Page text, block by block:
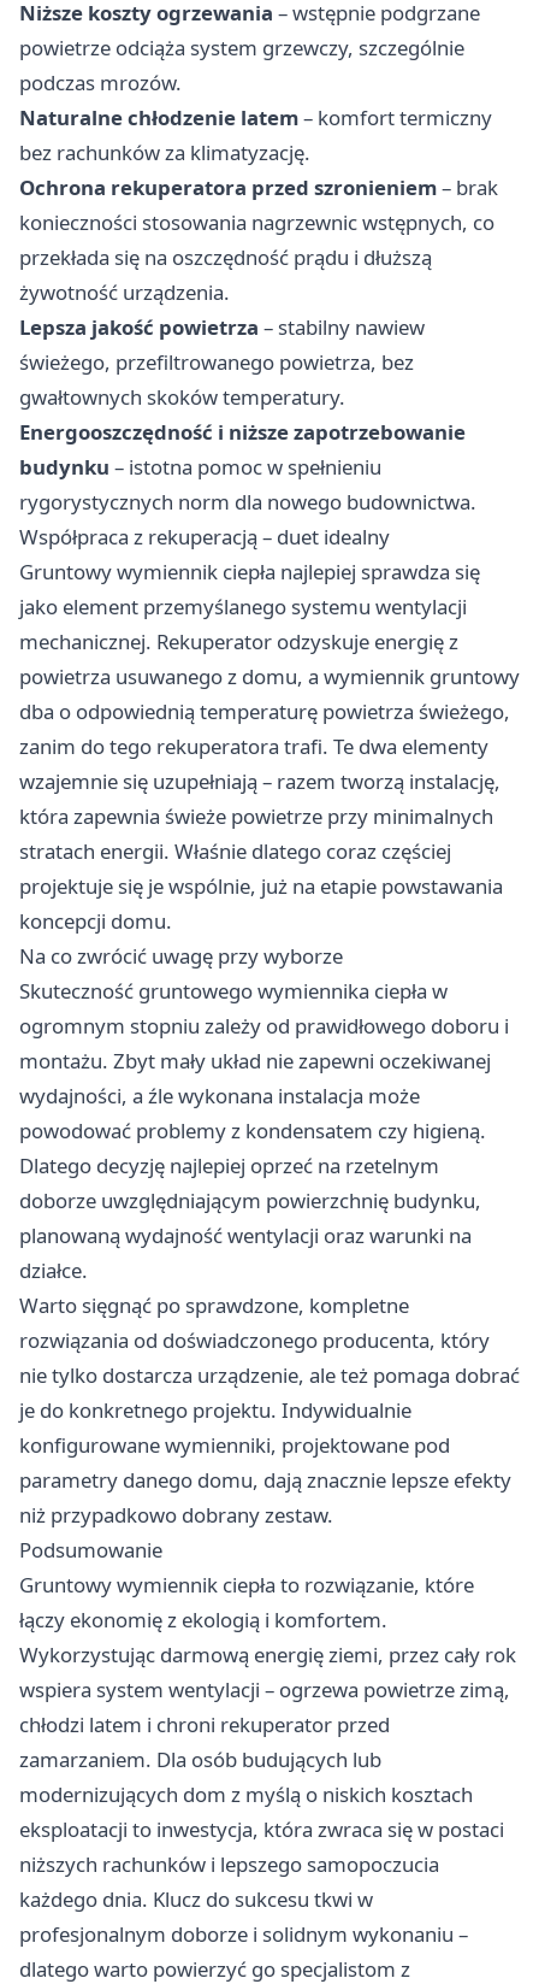
Niższe koszty ogrzewania – wstępnie podgrzane
powietrze odciąża system grzewczy, szczególnie
podczas mrozów.
Naturalne chłodzenie latem– komfort termiczny
bez rachunków za klimatyzację.
Ochrona rekuperatora przed szronieniem– brak
konieczności stosowania nagrzewnic wstępnych, co
przekłada się na oszczędność prądu i dłuższą
żywotność urządzenia.
Lepsza jakość powietrza – stabilny nawiew
świeżego, przefiltrowanego powietrza, bez
gwałtownych skoków temperatury.
Energooszczędność i niższe zapotrzebowanie
budynku – istotna pomoc w spełnieniu
rygorystycznych norm dla nowego budownictwa.
Współpraca z rekuperacją – duet idealny
Gruntowy wymiennik ciepła najlepiej sprawdza się
jako element przemyślanego systemu wentylacji
mechanicznej. Rekuperator odzyskuje energię z
powietrza usuwanego z domu, a wymiennik gruntowy
dba o odpowiednią temperaturę powietrza świeżego,
zanim do tego rekuperatora trafi. Te dwa elementy
wzajemnie się uzupełniają – razem tworzą instalację,
która zapewnia świeże powietrze przy minimalnych
stratach energii. Właśnie dlatego coraz częściej
projektuje się je wspólnie, już na etapie powstawania
koncepcji domu.
Na co zwrócić uwagę przy wyborze
Skuteczność gruntowego wymiennika ciepła w
ogromnym stopniu zależy od prawidłowego doboru i
montażu. Zbyt mały układ nie zapewni oczekiwanej
wydajności, a źle wykonana instalacja może
powodować problemy z kondensatem czy higieną.
Dlatego decyzję najlepiej oprzeć na rzetelnym
doborze uwzględniającym powierzchnię budynku,
planowaną wydajność wentylacji oraz warunki na
działce.
Warto sięgnąć po sprawdzone, kompletne
rozwiązania od doświadczonego producenta, który
nie tylko dostarcza urządzenie, ale też pomaga dobrać
je do konkretnego projektu. Indywidualnie
konfigurowane wymienniki, projektowane pod
parametry danego domu, dają znacznie lepsze efekty
niż przypadkowo dobrany zestaw.
Podsumowanie
Gruntowy wymiennik ciepła to rozwiązanie, które
łączy ekonomię z ekologią i komfortem.
Wykorzystując darmową energię ziemi, przez cały rok
wspiera system wentylacji – ogrzewa powietrze zimą,
chłodzi latem i chroni rekuperator przed
zamarzaniem. Dla osób budujących lub
modernizujących dom z myślą o niskich kosztach
eksploatacji to inwestycja, która zwraca się w postaci
niższych rachunków i lepszego samopoczucia
każdego dnia. Klucz do sukcesu tkwi w
profesjonalnym doborze i solidnym wykonaniu –
dlatego warto powierzyć go specjalistom z